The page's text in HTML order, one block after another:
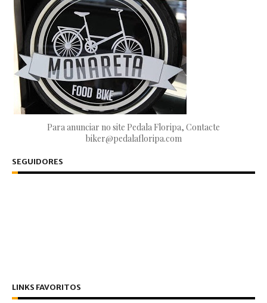
Para anunciar no site Pedala Floripa, Contacte
biker@pedalafloripa.com
SEGUIDORES
LINKS FAVORITOS